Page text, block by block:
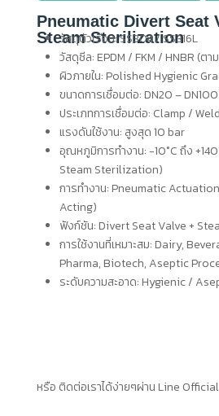
Pneumatic Divert Seat
Steam Sterilization
วัสดุตัวเรือน: SS304 / SS316L
วัสดุซีล: EPDM / FKM / HNBR (ตา
ผิวภายใน: Polished Hygienic
ขนาดการเชื่อมต่อ: DN20 – DN100
ประเภทการเชื่อมต่อ: Clamp /
แรงดันใช้งาน: สูงสุด 10 bar
อุณหภูมิการทำงาน: -10°C ถึง
Steam Sterilization)
การทำงาน: Pneumatic
Acting)
ฟังก์ชัน: Divert Seat Valve +
การใช้งานที่เหมาะสม: Dairy,
Pharma, Biotech, Aseptic
ระดับความสะอาด: Hygienic /
หรือ ติดต่อเราได้ง่ายๆผ่าน Line Official